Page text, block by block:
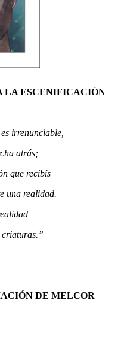
LA ESCENIFICACIÓN
irrenunciable,
atrás;
que recibís
una realidad.
criaturas.”
DE MELCOR